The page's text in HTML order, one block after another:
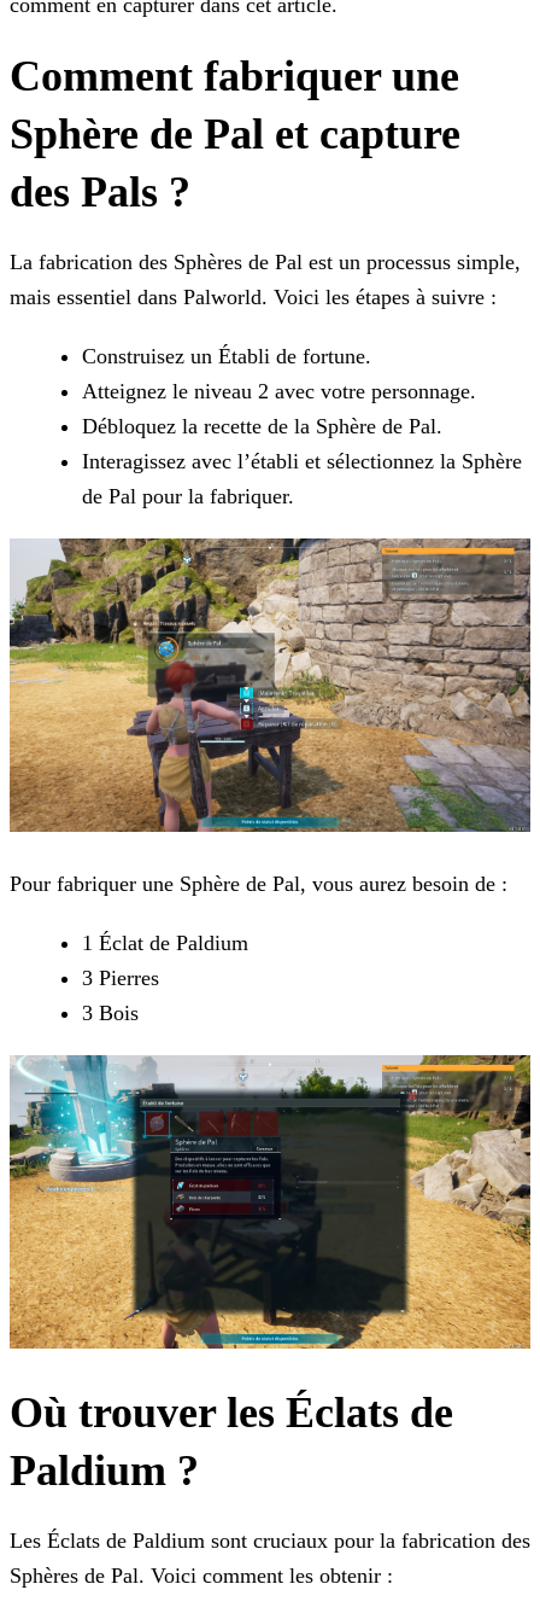
comment en capturer dans cet article.
Comment fabriquer une
Sphère de Pal et capture
des Pals ?
La fabrication des Sphères de Pal est un processus simple,
mais essentiel dans Palworld. Voici les étapes à suivre :
Construisez un Établi de fortune.
Atteignez le niveau 2 avec votre personnage.
Débloquez la recette de la Sphère de Pal.
Interagissez avec l’établi et sélectionnez la Sphère
de Pal pour la fabriquer.
Pour fabriquer une Sphère de Pal, vous aurez besoin de :
1 Éclat de Paldium
3 Pierres
3 Bois
Où trouver les Éclats de
Paldium ?
Les Éclats de Paldium sont cruciaux pour la fabrication des
Sphères de Pal. Voici comment les obtenir :